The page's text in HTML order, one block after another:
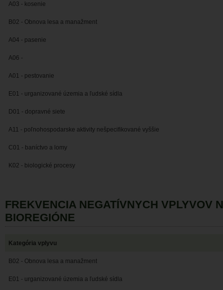
A03 - kosenie
B02 - Obnova lesa a manažment
A04 - pasenie
A06 -
A01 - pestovanie
E01 - urganizované územia a ľudské sídla
D01 - dopravné siete
A11 - poľnohospodarske aktivity nešpecifikované vyššie
C01 - baníctvo a lomy
K02 - biologické procesy
FREKVENCIA NEGATÍVNYCH VPLYVOV
BIOREGIÓNE
Kategória vplyvu
B02 - Obnova lesa a manažment
E01 - urganizované územia a ľudské sídla